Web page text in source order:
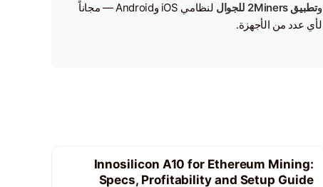
وتطبيق 2Miners للجوال
لنظامي iOS وAndroid — مجاناً
لأي عدد من الأجهزة.
Innosilicon A10 for Ethereum Mining:
Specs, Profitability and Setup Guide